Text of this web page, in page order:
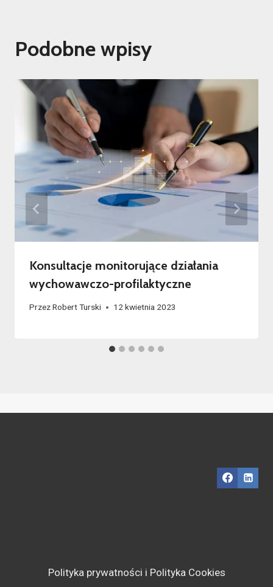
Podobne wpisy
Konsultacje monitorujące działania
wychowawczo-profilaktyczne
PrzezRobert Turski 12 kwietnia 2023
Polityka prywatności i Polityka Cookies